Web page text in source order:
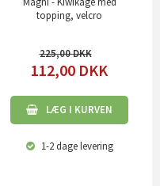
topping, velcro
225,00
112,00 DKK
LÆG I KURVEN
1-2 dagelevering